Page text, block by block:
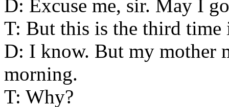
D: Excuse me, sir. May I
T: But this is the third time
D: I know. But my mother
morning.
T: Why?